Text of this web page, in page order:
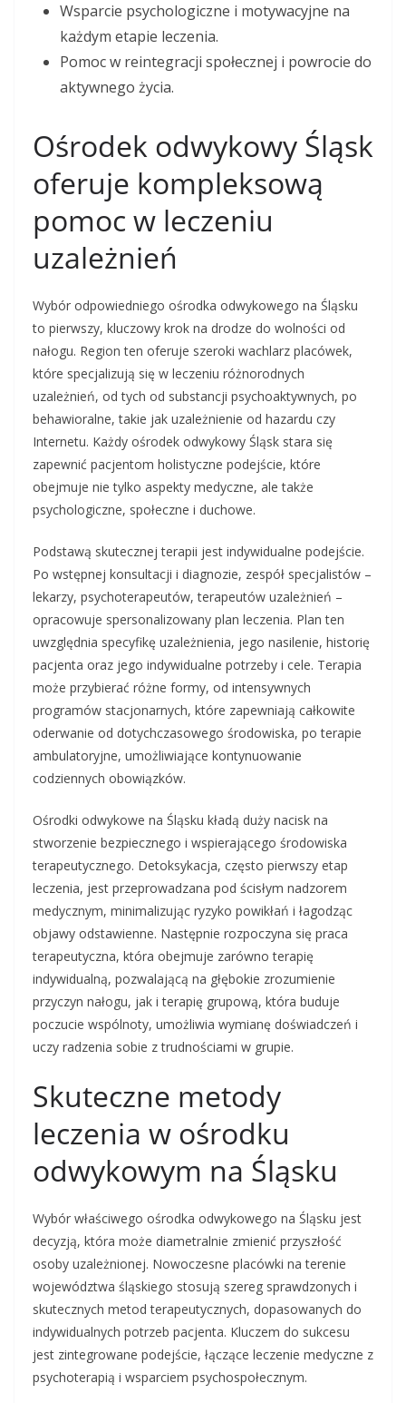
Wsparcie psychologiczne i motywacyjne na
każdym etapie leczenia.
Pomoc w reintegracji społecznej i powrocie do
aktywnego życia.
Ośrodek odwykowy Śląsk
oferuje kompleksową
pomoc w leczeniu
uzależnień
Wybór odpowiedniego ośrodka odwykowego na Śląsku
to pierwszy, kluczowy krok na drodze do wolności od
nałogu. Region ten oferuje szeroki wachlarz placówek,
które specjalizują się w leczeniu różnorodnych
uzależnień, od tych od substancji psychoaktywnych, po
behawioralne, takie jak uzależnienie od hazardu czy
Internetu. Każdy ośrodek odwykowy Śląsk stara się
zapewnić pacjentom holistyczne podejście, które
obejmuje nie tylko aspekty medyczne, ale także
psychologiczne, społeczne i duchowe.
Podstawą skutecznej terapii jest indywidualne podejście.
Po wstępnej konsultacji i diagnozie, zespół specjalistów –
lekarzy, psychoterapeutów, terapeutów uzależnień –
opracowuje spersonalizowany plan leczenia. Plan ten
uwzględnia specyfikę uzależnienia, jego nasilenie, historię
pacjenta oraz jego indywidualne potrzeby i cele. Terapia
może przybierać różne formy, od intensywnych
programów stacjonarnych, które zapewniają całkowite
oderwanie od dotychczasowego środowiska, po terapie
ambulatoryjne, umożliwiające kontynuowanie
codziennych obowiązków.
Ośrodki odwykowe na Śląsku kładą duży nacisk na
stworzenie bezpiecznego i wspierającego środowiska
terapeutycznego. Detoksykacja, często pierwszy etap
leczenia, jest przeprowadzana pod ścisłym nadzorem
medycznym, minimalizując ryzyko powikłań i łagodząc
objawy odstawienne. Następnie rozpoczyna się praca
terapeutyczna, która obejmuje zarówno terapię
indywidualną, pozwalającą na głębokie zrozumienie
przyczyn nałogu, jak i terapię grupową, która buduje
poczucie wspólnoty, umożliwia wymianę doświadczeń i
uczy radzenia sobie z trudnościami w grupie.
Skuteczne metody
leczenia w ośrodku
odwykowym na Śląsku
Wybór właściwego ośrodka odwykowego na Śląsku jest
decyzją, która może diametralnie zmienić przyszłość
osoby uzależnionej. Nowoczesne placówki na terenie
województwa śląskiego stosują szereg sprawdzonych i
skutecznych metod terapeutycznych, dopasowanych do
indywidualnych potrzeb pacjenta. Kluczem do sukcesu
jest zintegrowane podejście, łączące leczenie medyczne z
psychoterapią i wsparciem psychospołecznym.